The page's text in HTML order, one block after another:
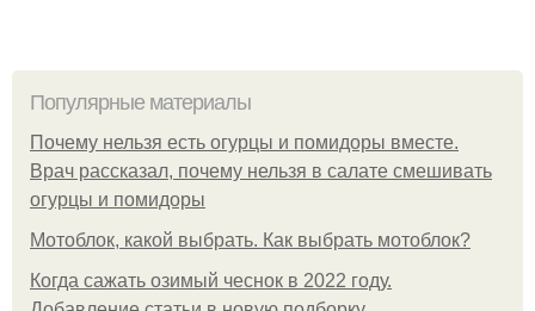
Популярные материалы
Почему нельзя есть огурцы и помидоры вместе.
Врач рассказал, почему нельзя в салате смешивать
огурцы и помидоры
Мотоблок, какой выбрать. Как выбрать мотоблок?
Когда сажать озимый чеснок в 2022 году.